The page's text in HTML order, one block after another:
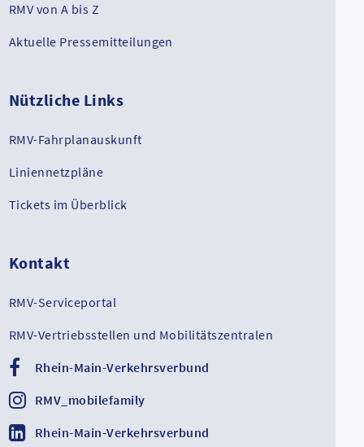
RMV von A bis Z
Aktuelle Pressemitteilungen
Nützliche Links
RMV-Fahrplanauskunft
Liniennetzpläne
Tickets im Überblick
Kontakt
RMV-Serviceportal
RMV-Vertriebsstellen und Mobilitätszentralen
Rhein-Main-Verkehrsverbund
RMV_mobilefamily
Rhein-Main-Verkehrsverbund